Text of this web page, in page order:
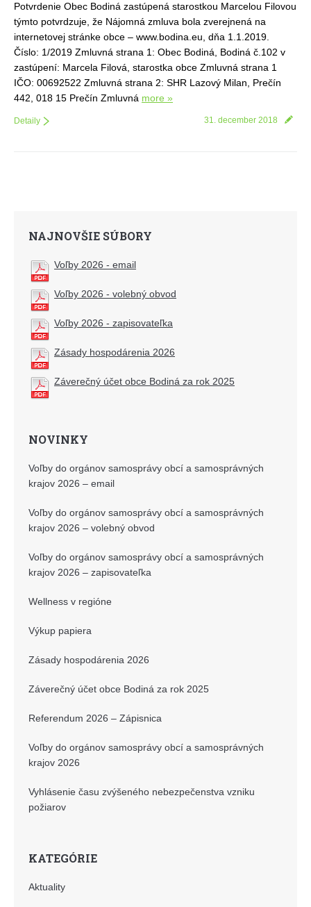
Fotogaléria
Kontakt
Potvrdenie Obec Bodiná zastúpená starostkou Marcelou Filovou
týmto potvrdzuje, že Nájomná zmluva bola zverejnená na
internetovej stránke obce – www.bodina.eu, dňa 1.1.2019.
Číslo: 1/2019 Zmluvná strana 1: Obec Bodiná, Bodiná č.102 v
zastúpení: Marcela Filová, starostka obce Zmluvná strana 1
IČO: 00692522 Zmluvná strana 2: SHR Lazový Milan, Prečín
442, 018 15 Prečín Zmluvná more »
31. december 2018
Detaily
NAJNOVŠIE SÚBORY
Voľby 2026 - email
Voľby 2026 - volebný obvod
Voľby 2026 - zapisovateľka
Zásady hospodárenia 2026
Záverečný účet obce Bodiná za rok 2025
NOVINKY
Voľby do orgánov samosprávy obcí a samosprávných
krajov 2026 – email
Voľby do orgánov samosprávy obcí a samosprávných
krajov 2026 – volebný obvod
Voľby do orgánov samosprávy obcí a samosprávných
krajov 2026 – zapisovateľka
Wellness v regióne
Výkup papiera
Zásady hospodárenia 2026
Záverečný účet obce Bodiná za rok 2025
Referendum 2026 – Zápisnica
Voľby do orgánov samosprávy obcí a samosprávných
krajov 2026
Vyhlásenie času zvýšeného nebezpečenstva vzniku
požiarov
KATEGÓRIE
Aktuality